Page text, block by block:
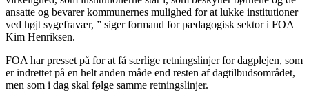
ansatte og bevarer kommunernes mulighed for at lukke institutioner
ved højt sygefravær, ” siger formand for pædagogisk sektor i FOA
Kim Henriksen.
FOA har presset på for at få særlige retningslinjer for dagplejen, som
er indrettet på en helt anden måde end resten af dagtilbudsområdet,
men som i dag skal følge samme retningslinjer.